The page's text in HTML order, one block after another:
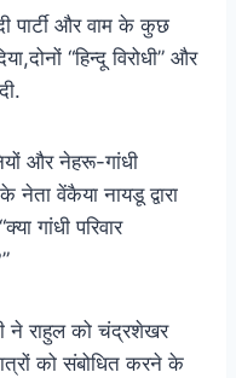
पार्टी और वाम के कुछ
“हिन्दू विरोधी” और
और नेहरू-गांधी
नेता वेंकैया नायडू द्वारा
गांधी परिवार
ने राहुल को चंद्रशेखर
को संबोधित करने के